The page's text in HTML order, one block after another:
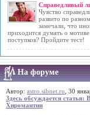
Справедливый
Чувство
развито по
замечали, что
приходится думать о
поступков? Пройдите тест!
На форуме
Автор: astro.sibnet.ru , 30
Здесь обсуждается статья:
Хиромантии